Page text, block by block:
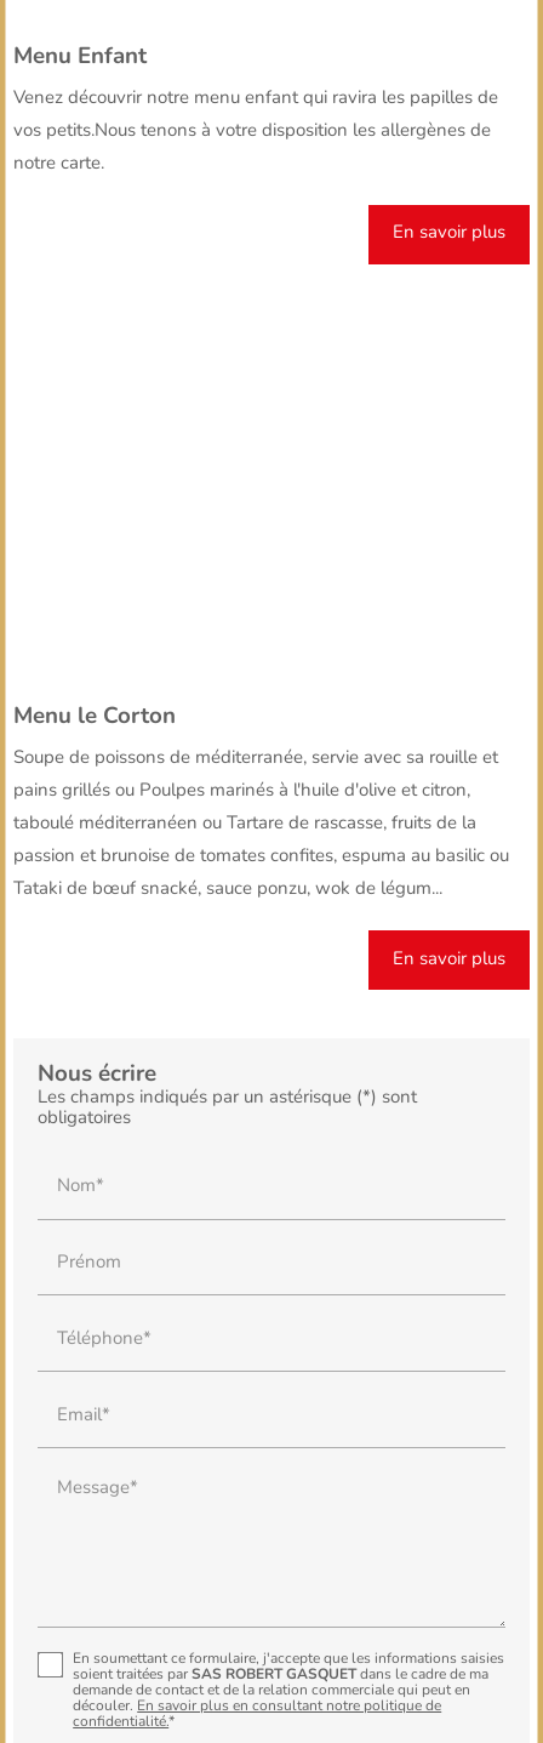
Menu Enfant
Venez découvrir notre menu enfant qui ravira les papilles de
vos petits.Nous tenons à votre disposition les allergènes de
notre carte.
En savoir plus
Menu le Corton
Soupe de poissons de méditerranée, servie avec sa rouille et
pains grillés ou Poulpes marinés à l'huile d'olive et citron,
taboulé méditerranéen ou Tartare de rascasse, fruits de la
passion et brunoise de tomates confites, espuma au basilic ou
Tataki de bœuf snacké, sauce ponzu, wok de légum...
En savoir plus
Nous écrire
Les champs indiqués par un astérisque (*) sont
obligatoires
Nom*
Prénom
Téléphone*
Email*
Message*
En soumettant ce formulaire, j'accepte que les informations saisies
soient traitées parSAS ROBERT GASQUETdans le cadre de ma
demande de contact et de la relation commerciale qui peut en
découler. En savoir plus en consultant notre politique de
confidentialité.*